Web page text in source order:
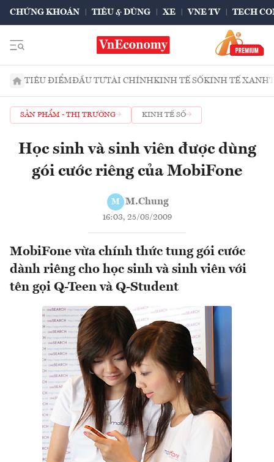
CHỨNG KHOÁN TIÊU & DÙNG XE VNE TV TECH
TIÊU ĐIỂMĐẦU TƯTÀI CHÍNHKINH TẾ SỐKINH TẾ XANH
SẢN PHẨM - THỊ TRƯỜNG KINH TẾ SỐ
Học sinh và sinh viên được dùng
gói cước riêng của MobiFone
M M.Chung
16:03, 25/08/2009
MobiFone vừa chính thức tung gói cước
dành riêng cho học sinh và sinh viên với
tên gọi Q-Teen và Q-Student